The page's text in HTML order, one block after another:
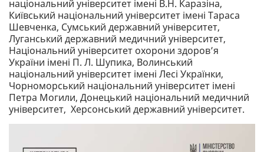
національний університет імені В.Н. Каразіна,
Київський національний університет імені Тараса
Шевченка, Сумський державний університет,
Луганський державний медичний університет,
Національний університет охорони здоров’я
України імені П. Л. Шупика, Волинський
національний університет імені Лесі Українки,
Чорноморський національний університет імені
Петра Могили, Донецький національний медичний
університет, Херсонський державний університет.